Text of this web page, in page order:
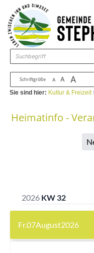
Zum Inhalt ,zur Navigation
Schriftgröße A A A
Sie sind hier: Kultur & Freizeit
Heimatinfo -